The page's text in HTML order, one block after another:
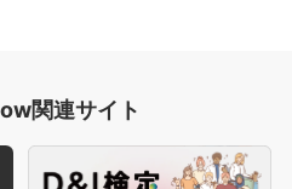
関連サイト